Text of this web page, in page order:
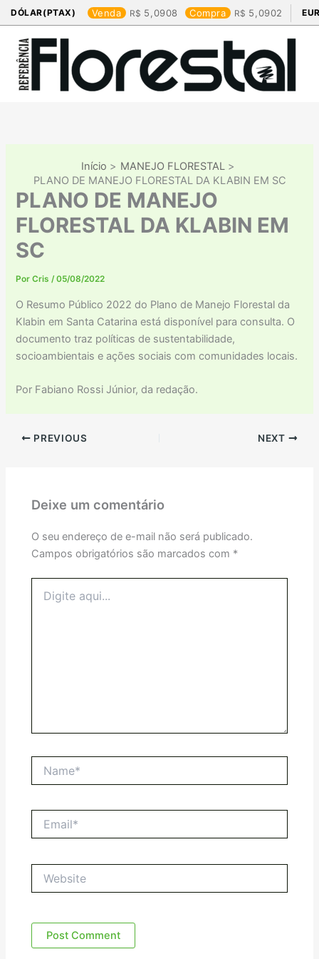
DÓLAR(PTAX) Venda 5,0908 Compra 5,0902
para
conteúdo
Início
MANEJO FLORESTAL
PLANO DE MANEJO FLORESTAL DA KLABIN EM SC
PLANO DE MANEJO
FLORESTAL DA KLABIN EM
SC
PorCris/05/08/2022
O Resumo Público 2022 do Plano de Manejo Florestal da
Klabin em Santa Catarina está disponível para consulta. O
documento traz políticas de sustentabilidade,
socioambientais e ações sociais com comunidades locais.
Por Fabiano Rossi Júnior, da redação.
PREVIOUS NEXT
Deixe um comentário
O seu endereço de e-mail não será publicado.
Campos obrigatórios são marcados com *
aqui...